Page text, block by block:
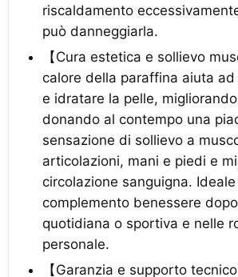
riscaldamento
può danneggiarla.
【Cura estetica e sollievo
calore della paraffina aiuta
e idratare la pelle,
donando al contempo una
sensazione di sollievo a
articolazioni, mani e piedi e
circolazione sanguigna.
complemento benessere
quotidiana o sportiva e nelle
personale.
【Garanzia e supporto